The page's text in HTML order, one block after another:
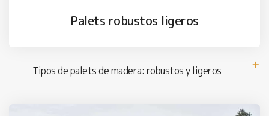
Palets robustos ligeros
Tipos de palets de madera: robustos y ligeros